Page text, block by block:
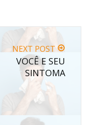
NEXT POST
VOCÊ E SEU
SINTOMA